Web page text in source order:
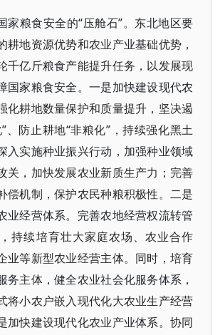
家粮食安全的“压舱石”。东北地区要
耕地资源优势和农业产业基础优势，
千亿斤粮食产能提升任务，以发展现
国家粮食安全。一是加快建设现代农
化耕地数量保护和质量提升，坚决遏
、防止耕地“非粮化”，持续强化黑土
入实施种业振兴行动，加强种业领域
关，加快发展农业新质生产力；完善
偿机制，保护农民种粮积极性。二是
业经营体系。完善农地经营权流转管
持续培育壮大家庭农场、农业合作
业等新型农业经营主体。同时，培育
务主体，健全农业社会化服务体系，
将小农户嵌入现代化大农业生产经营
加快建设现代化农业产业体系。协同